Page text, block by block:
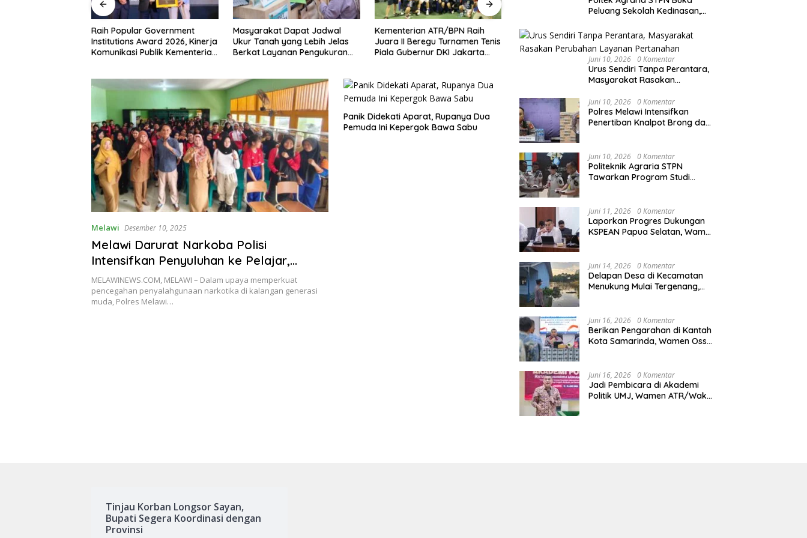
Raih Popular Government
Institutions Award 2026, Kinerja
Komunikasi Publik Kementerian
Masyarakat Dapat Jadwal
Ukur Tanah yang Lebih Jelas
Berkat Layanan Pengukuran
Kementerian ATR/BPN Raih
Juara II Beregu Turnamen Tenis
Piala Gubernur DKI Jakarta
Melawi Naik ke Peringkat 10
Sementara MTQ XXXIV Kalbar
2026, Persaingan Masih
Kapolres Melawi AKBP
Askhabul Kahfi Soroti Tujuh
Prioritas Tugas
Bhabinkamtibmas
Melawi Desember 10, 2025
Melawi Darurat Narkoba Polisi
Intensifkan Penyuluhan ke Pelajar,
Bupati Dadi: Perlu Gerakan Bersama
Melawan Ancaman
MELAWINEWS.COM, MELAWI – Dalam upaya memperkuat
pencegahan penyalahgunaan narkotika di kalangan generasi
muda, Polres Melawi…
Panik Didekati Aparat, Rupanya Dua
Pemuda Ini Kepergok Bawa Sabu
Peluang Sekolah Kedinasan,
Berminat di Bidang
Agraria/Pertanahan dan Tata
Ruang
Juni 10, 2026 0 Komentar
Urus Sendiri Tanpa Perantara,
Masyarakat Rasakan
Pertanahan
Juni 10, 2026 0 Komentar
Polres Melawi Intensifkan
Penertiban Knalpot Brong dan
Juni 10, 2026 0 Komentar
Politeknik Agraria STPN
Tawarkan Program Studi
Juni 11, 2026 0 Komentar
Laporkan Progres Dukungan
KSPEAN Papua Selatan, Wamen
Nasional
Juni 14, 2026 0 Komentar
Delapan Desa di Kecamatan
Menukung Mulai Tergenang,
Juni 16, 2026 0 Komentar
Berikan Pengarahan di Kantah
Kota Samarinda, Wamen Ossy:
Kalimantan Timur
Juni 16, 2026 0 Komentar
Jadi Pembicara di Akademi
Politik UMJ, Wamen ATR/Waka
Tinjau Korban Longsor Sayan,
Bupati Segera Koordinasi dengan
Provinsi